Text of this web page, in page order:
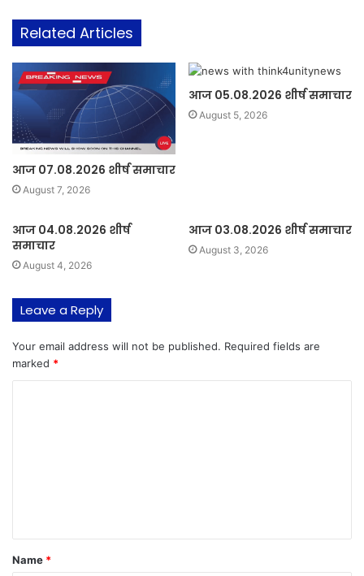
Related Articles
आज 07.08.2026 शीर्ष समाचार
August 7, 2026
आज 05.08.2026 शीर्ष समाचार
August 5, 2026
आज 04.08.2026 शीर्ष
समाचार
August 4, 2026
आज 03.08.2026 शीर्ष समाचार
August 3, 2026
Leave a Reply
Your email address will not be published. Required fields are
marked *
t
*
Name *